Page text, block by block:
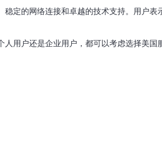
定的网络连接和卓越的技术支持。用户表
用户还是企业用户，都可以考虑选择美国